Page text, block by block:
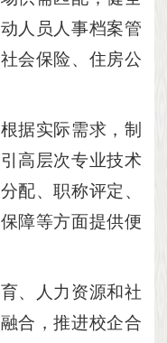
人员人事档案管
会保险、住房公
实际需求，制
高层次专业技术
配、职称评定、
障等方面提供便
、人力资源和社
合，推进校企合